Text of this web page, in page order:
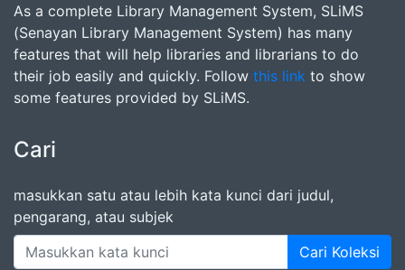
As a complete Library Management System, SLiMS
(Senayan Library Management System) has many
features that will help libraries and librarians to do
their job easily and quickly. Follow this link to show
some features provided by SLiMS.
Cari
masukkan satu atau lebih kata kunci dari judul,
pengarang, atau subjek
Cari Koleksi